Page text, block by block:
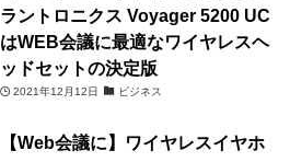
ラントロニクス Voyager 5200 UC
はWEB会議に最適なワイヤレスヘ
ッドセットの決定版
2021年12月12日 ビジネス
【Web会議に】ワイヤレスイヤホ